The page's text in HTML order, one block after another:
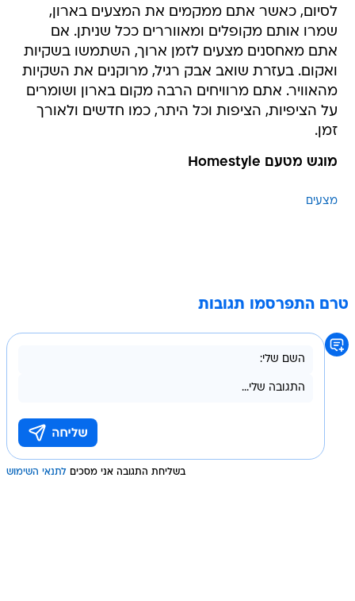
לסיום, כאשר אתם ממקמים את המצעים בארון,
שמרו אותם מקופלים ומאווררים ככל שניתן. אם
אתם מאחסנים מצעים לזמן ארוך, השתמשו בשקיות
ואקום. בעזרת שואב אבק רגיל, מרוקנים את השקיות
מהאוויר. אתם מרוויחים הרבה מקום בארון ושומרים
על הציפיות, הציפות וכל היתר, כמו חדשים ולאורך
זמן.
מוגש מטעם Homestyle
מצעים
טרם התפרסמו תגובות
בשליחת התגובה אני מסכים לתנאי השימוש